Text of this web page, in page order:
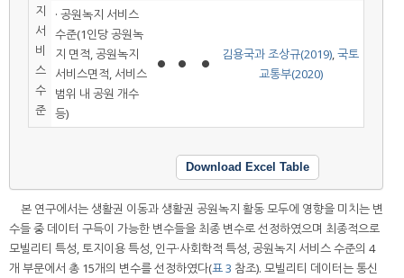
지
서
비
스
수
준
· 공원녹지 서비스
수준(1인당 공원녹
지 면적, 공원녹지
서비스면적, 서비스
범위 내 공원 개수
등)
⏺ ⏺ ⏺
김용국과 조상규(2019) 국토
교통부(2020)
Download Excel Table
본 연구에서는 생활권 이동과 생활권 공원녹지 활동 모두에 영향을 미치는 변
수들 중 데이터 구득이 가능한 변수들을 최종 변수로 선정하였으며 최종적으로
모빌리티 특성, 토지이용 특성, 인구·사회학적 특성, 공원녹지 서비스 수준의 4
개 부문에서 총 15개의 변수를 선정하였다(표 3 참조). 모빌리티 데이터는 통신